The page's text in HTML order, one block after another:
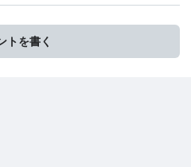
トを書く